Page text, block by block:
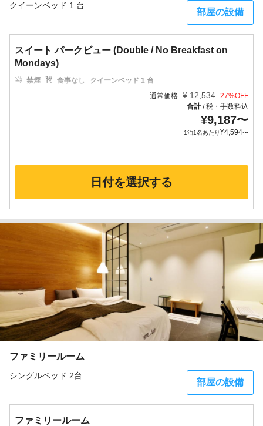
クイーンベッド 1 台
部屋の設備
スイート パークビュー (Double / No Breakfast on
Mondays)
禁煙 食事なし
クイーンベッド 1 台
通常価格 ¥ 12,534 27%OFF
合計/税・手数料込
¥9,187〜
1泊1名あたり¥4,594〜
日付を選択する
ファミリールーム
シングルベッド 2台
部屋の設備
ファミリールーム